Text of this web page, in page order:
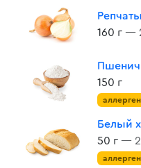
160 г —
150 г
аллерген
Белый
50 г — 2
аллерген